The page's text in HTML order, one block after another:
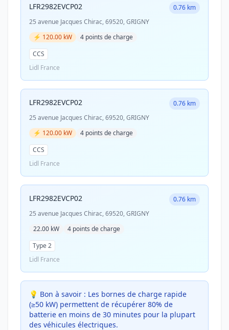
LFR2982EVCP02
0.76 km
25 avenue Jacques Chirac, 69520, GRIGNY
⚡ 120.00 kW
4 points de charge
CCS
Lidl France
LFR2982EVCP02
0.76 km
25 avenue Jacques Chirac, 69520, GRIGNY
⚡ 120.00 kW
4 points de charge
CCS
Lidl France
LFR2982EVCP02
0.76 km
25 avenue Jacques Chirac, 69520, GRIGNY
22.00 kW
4 points de charge
Type 2
Lidl France
💡 Bon à savoir : Les bornes de charge rapide
(≥50 kW) permettent de récupérer 80% de
batterie en moins de 30 minutes pour la plupart
des véhicules électriques.